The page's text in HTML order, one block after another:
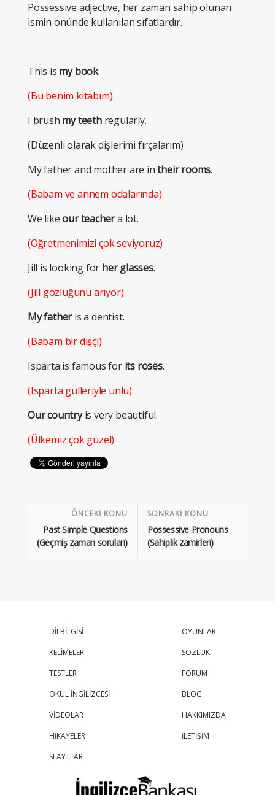
Possessive adjective, her zaman sahip olunan
ismin önünde kullanılan sıfatlardır.
This is my book.
(Bu benim kitabım)
I brush my teethregularly.
(Düzenli olarak dişlerimi fırçalarım)
My father and mother are intheir rooms.
(Babam ve annem odalarında)
We likeour teachera lot.
(Öğretmenimizi çok seviyoruz)
Jill is looking for her glasses.
(Jill gözlüğünü arıyor)
My fatheris a dentist.
(Babam bir dişçi)
Isparta is famous for its roses.
(Isparta gülleriyle ünlü)
Our countryis very beautiful.
(Ülkemiz çok güzel)
ÖNCEKİ KONU
Past Simple Questions
(Geçmiş zaman soruları)
SONRAKİ KONU
Possessive Pronouns
(Sahiplik zamirleri)
DİLBİLGİSİ
KELİMELER
TESTLER
OKUL İNGİLİZCESİ
VİDEOLAR
HİKAYELER
SLAYTLAR
OYUNLAR
SÖZLÜK
FORUM
BLOG
HAKKIMIZDA
İLETİŞİM